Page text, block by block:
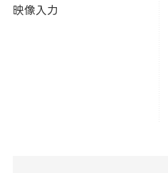
映像入力